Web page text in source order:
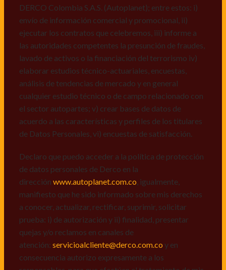
Personales, v) encuestas de satisfacción, vi) reportes
recall.
Declaro que puedo acceder a la política de protección
de datos personales de Derco en la
direcciónwww.autoplanet.com.co, igualmente,
manifiesto que he sido informado sobre mis derechos
a conocer, actualizar, rectificar, suprimir, solicitar
prueba: i) de autorización y ii) finalidad, presentar
quejas y/o reclamos en canales de
atención: servicioalcliente@derco.com.coy en
responsables, para que efectúen el tratamiento de mis
datos conforme lo expuesto.
DERCO Colombia S.A.S. (Autoplanet); entre estos: i)
envío de información comercial y promocional, ii)
ejecutar los contratos que celebremos, iii) informe a
las autoridades competentes la presunción de fraudes,
lavado de activos o la financiación del terrorismo iv)
elaborar estudios técnico-actuariales, encuestas,
análisis de tendencias de mercado y en general
cualquier estudio técnico o de campo relacionado con
el sector autopartes; v) crear bases de datos de
acuerdo a las características y perfiles de los titulares
de Datos Personales, vi) encuestas de satisfacción.
Declaro que puedo acceder a la política de protección
de datos personales de Derco en la
dirección www.autoplanet.com.co , igualmente,
manifiesto que he sido informado sobre mis derechos
a conocer, actualizar, rectificar, suprimir, solicitar
prueba: i) de autorización y ii) finalidad, presentar
quejas y/o reclamos en canales de
atención: servicioalcliente@derco.com.co y en
consecuencia autorizo expresamente a los